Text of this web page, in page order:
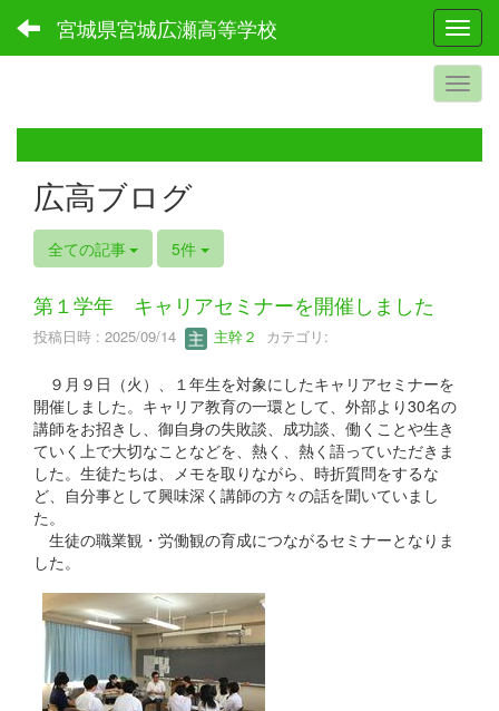
宮城県宮城広瀬高等学校
広高ブログ
全ての記事 5件
第１学年 キャリアセミナーを開催しました
投稿日時 : 2025/09/14 主幹２ カテゴリ:
９月９日（火）、１年生を対象にしたキャリアセミナーを
開催しました。キャリア教育の一環として、外部より30名の
講師をお招きし、御自身の失敗談、成功談、働くことや生き
ていく上で大切なことなどを、熱く、熱く語っていただきま
した。生徒たちは、メモを取りながら、時折質問をするな
ど、自分事として興味深く講師の方々の話を聞いていまし
た。
生徒の職業観・労働観の育成につながるセミナーとなりま
した。